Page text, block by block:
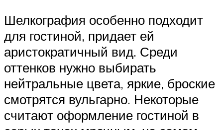
Шелкография особенно подходит
для гостиной, придает ей
аристократичный вид. Среди
оттенков нужно выбирать
нейтральные цвета, яркие, броские
смотрятся вульгарно. Некоторые
считают оформление гостиной в